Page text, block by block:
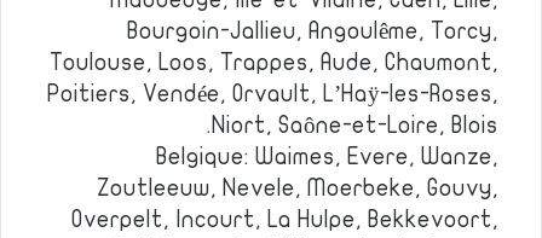
Bourgoin-Jallieu, Angoulême, Torcy,
Toulouse, Loos, Trappes, Aude, Chaumont,
Poitiers, Vendée, Orvault, L’Haÿ-les-Roses,
Niort, Saône-et-Loire, Blois.
Belgique: Waimes, Evere, Wanze,
Zoutleeuw, Nevele, Moerbeke, Gouvy,
Overpelt, Incourt, La Hulpe, Bekkevoort,